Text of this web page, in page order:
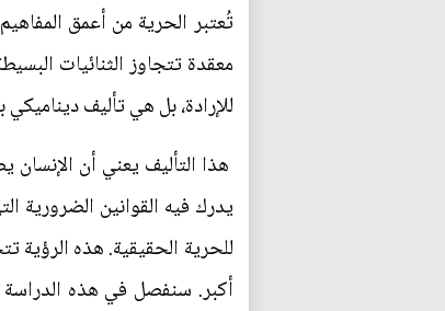
تُعتبر الحرية من أعمق
معقدة تتجاوز الثنائيات
للإرادة، بل هي تأليف
هذا التأليف يعني أن
يدرك فيه القوانين الضرورية
للحرية الحقيقية. هذه الرؤية
أكبر. سنفصل في هذه الدراسة